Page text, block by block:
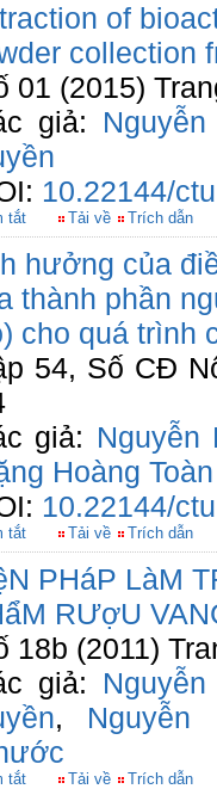
of
collection
01 (2015)
giả:
10.22144/
tắt Tải về Trích dẫn
hưởng của
thành phần
cho quá trình
54, Số CĐ
giả: Nguyễn
Hoàng Toàn
10.22144/
tắt Tải về Trích dẫn
PHáP LàM
RƯợU
18b (2011)
giả:
, Nguyễn
tắt Tải về Trích dẫn